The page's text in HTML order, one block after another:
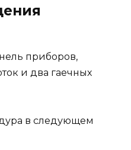
приборов,
и два гаечных
в следующем